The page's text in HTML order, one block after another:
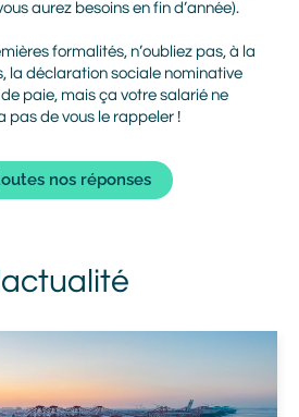
juillet 2024 …
nos réponses
aurez besoins en fin d’année).
formalités, n’oubliez pas, à la
la déclaration sociale nominative
paie, mais ça votre salarié ne
pas de vous le rappeler !
nos réponses
de vous accompagner sur ce sujet.
pour ses compétences, sa
tarifs adaptés à votre projet.
juridique, votre communication,
votre projet de création !
nos réponses
Titre